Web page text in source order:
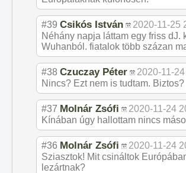
#39 Csikós István
2020-11-25
Néhány napja láttam egy friss dJ.
Wuhanból. fiatalok több százan
#38 Czuczay Péter
2020-11-
Nincs? Ezt nem is tudtam. Biztos?
#37 Molnár Zsófi
2020-11-24
Kínában úgy hallottam nincs
#36 Molnár Zsófi
2020-11-24
Sziasztok! Mit csináltok
lezártnak?